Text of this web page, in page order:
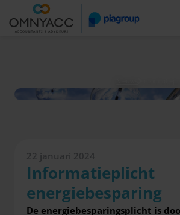
Vestigingen Zoeken
22 januari 2024
Informatieplicht
energiebesparing
De energiebesparingsplicht is